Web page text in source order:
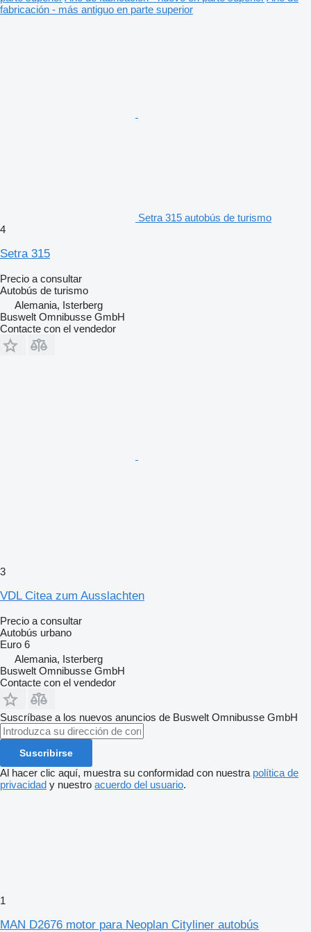
fabricación - más antiguo en parte superior
Setra 315 autobús de turismo
4
Setra 315
Precio a consultar
Autobús de turismo
Alemania, Isterberg
Buswelt Omnibusse GmbH
Contacte con el vendedor
3
VDL Citea zum Ausslachten
Precio a consultar
Autobús urbano
Euro 6
Alemania, Isterberg
Buswelt Omnibusse GmbH
Contacte con el vendedor
Suscríbase a los nuevos anuncios de Buswelt Omnibusse GmbH
Suscribirse
Al hacer clic aquí, muestra su conformidad con nuestra política de
privacidad y nuestro acuerdo del usuario.
1
MAN D2676 motor para Neoplan Cityliner autobús